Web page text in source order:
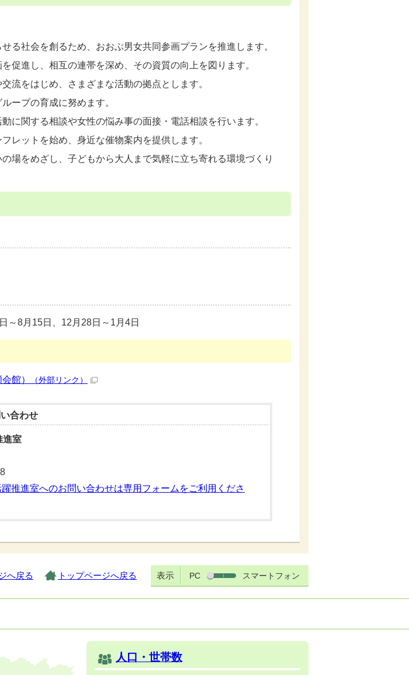
る社会を創るため、おおぶ男女共同参画プランを推進します。
促進し、相互の連帯を深め、その資質の向上を図ります。
流をはじめ、さまざまな活動の拠点とします。
ープの育成に努めます。
に関する相談や女性の悩み事の面接・電話相談を行います。
レットを始め、身近な催物案内を提供します。
場をめざし、子どもから大人まで気軽に立ち寄れる環境づくり
～8月15日、12月28日～1月4日
館） （外部リンク）
合わせ
室
推進室へのお問い合わせは専用フォームをご利用くださ
へ戻る トップページへ戻る 表示 PC スマートフォン
人口・世帯数